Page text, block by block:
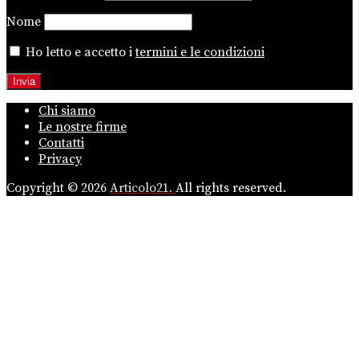
Nome
Ho letto e accetto itermini e le condizioni
Chi siamo
Le nostre firme
Contatti
Privacy
Copyright © 2026 Articolo21. All rights reserved.